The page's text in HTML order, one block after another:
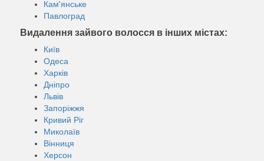
Кам'янське
Павлоград
Видалення зайвого волосся в інших містах:
Київ
Одеса
Харків
Дніпро
Львів
Запоріжжя
Кривий Ріг
Миколаїв
Вінниця
Херсон